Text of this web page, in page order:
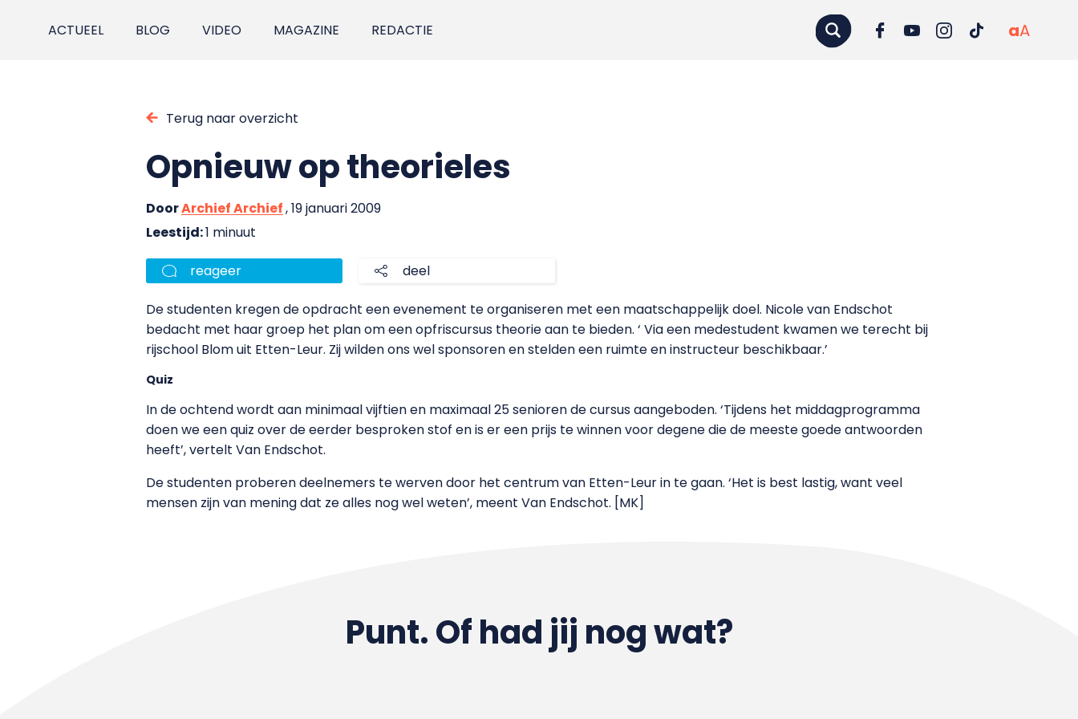
ACTUEEL BLOG VIDEO MAGAZINE REDACTIE aA
Terug naar overzicht
Opnieuw op theorieles
DoorArchief Archief, 19 januari 2009
Leestijd:1 minuut
reageer deel
De studenten kregen de opdracht een evenement te organiseren met een maatschappelijk doel. Nicole van Endschot
bedacht met haar groep het plan om een opfriscursus theorie aan te bieden. ‘ Via een medestudent kwamen we terecht bij
rijschool Blom uit Etten-Leur. Zij wilden ons wel sponsoren en stelden een ruimte en instructeur beschikbaar.’
Quiz
In de ochtend wordt aan minimaal vijftien en maximaal 25 senioren de cursus aangeboden. ‘Tijdens het middagprogramma
doen we een quiz over de eerder besproken stof en is er een prijs te winnen voor degene die de meeste goede antwoorden
heeft’, vertelt Van Endschot.
De studenten proberen deelnemers te werven door het centrum van Etten-Leur in te gaan. ‘Het is best lastig, want veel
mensen zijn van mening dat ze alles nog wel weten’, meent Van Endschot. [MK]
Punt. Of had jij nog wat?